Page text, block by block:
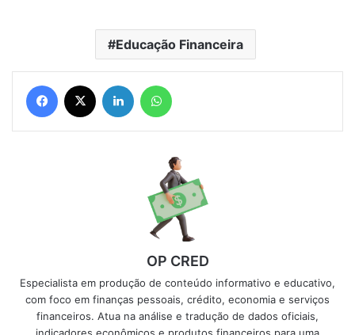
Educação Financeira
Facebook Linkedin
OP CRED
Especialista em produção de conteúdo informativo e educativo,
com foco em finanças pessoais, crédito, economia e serviços
financeiros. Atua na análise e tradução de dados oficiais,
indicadores econômicos e produtos financeiros para uma